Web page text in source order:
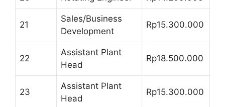
21
Sales/Business
Development
Rp15.300.000
22
Assistant Plant
Head
Rp18.500.000
23
Assistant Plant
Head
Rp15.300.000